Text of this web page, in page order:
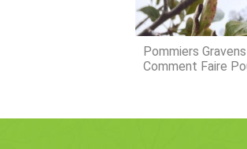
Pommiers
Comment Faire